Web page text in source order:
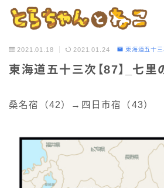
2021.01.18 2021.01.24 東海道五十三
東海道五十三次【87】_七里
桑名宿（42）→四日市宿（43）